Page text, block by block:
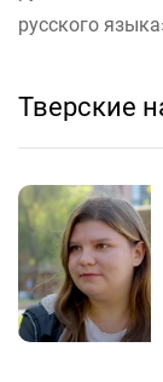
русского
Тверские